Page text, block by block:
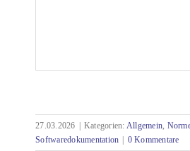
27.03.2026 Kategorien: Allgemein,
Softwaredokumentation
0 Kommentare